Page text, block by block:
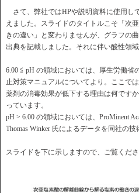
さて、弊社ではHPや説明資料に使用し
えました。スライドのタイトルこそ「次
きの違い」と変わりませんが、グラフの
出典を記載しました。それに伴い酸性領
6.00 ≦ pH の領域においては、厚生労働
止対策マニュアルについてより。ここで
薬剤の消毒効果が低下する理由は何です
っています。
pH > 6.00 の領域においては、ProMinent
Thomas Winker 氏によるデータを同社の
スライドを下に示しますので、ご覧くださ